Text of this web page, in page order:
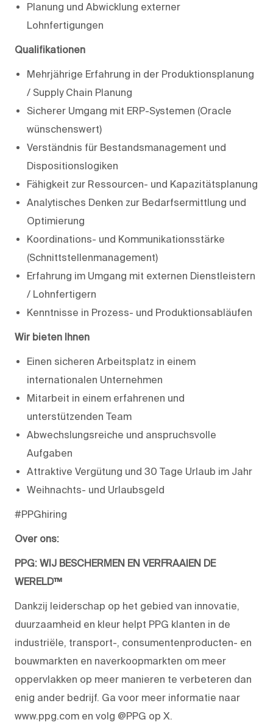
Planung und Abwicklung externer
Lohnfertigungen
Qualifikationen
Mehrjährige Erfahrung in der Produktionsplanung
/ Supply Chain Planung
Sicherer Umgang mit ERP-Systemen (Oracle
wünschenswert)
Verständnis für Bestandsmanagement und
Dispositionslogiken
Fähigkeit zur Ressourcen- und Kapazitätsplanung
Analytisches Denken zur Bedarfsermittlung und
Optimierung
Koordinations- und Kommunikationsstärke
(Schnittstellenmanagement)
Erfahrung im Umgang mit externen Dienstleistern
/ Lohnfertigern
Kenntnisse in Prozess- und Produktionsabläufen
Wir bieten Ihnen
Einen sicheren Arbeitsplatz in einem
internationalen Unternehmen
Mitarbeit in einem erfahrenen und
unterstützenden Team
Abwechslungsreiche und anspruchsvolle
Aufgaben
Attraktive Vergütung und 30 Tage Urlaub im Jahr
Weihnachts- und Urlaubsgeld
#PPGhiring
Over ons:
PPG: WIJ BESCHERMEN EN VERFRAAIEN DE
WERELD™
Dankzij leiderschap op het gebied van innovatie,
duurzaamheid en kleur helpt PPG klanten in de
industriële, transport-, consumentenproducten- en
bouwmarkten en naverkoopmarkten om meer
oppervlakken op meer manieren te verbeteren dan
enig ander bedrijf. Ga voor meer informatie naar
www.ppg.com en volg @PPG op X.